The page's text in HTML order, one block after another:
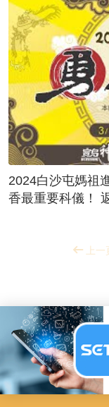
2024白沙屯媽祖
香最重要科儀！
上一